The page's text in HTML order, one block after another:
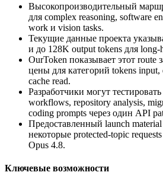
Высокопроизводительный
для complex reasoning, software
work и vision tasks.
Текущие данные проекта
и до 128K output tokens для
OurToken показывает этот route
цены для категорий tokens
cache read.
Разработчики могут
workflows, repository analysis,
coding prompts через один API
Предоставленный launch material
некоторые protected-topic
Opus 4.8.
Ключевые возможности